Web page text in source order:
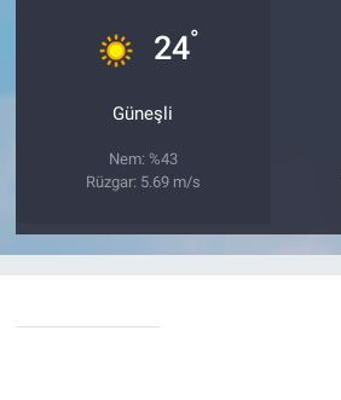
24°
Güneşli
Nem: %43
Rüzgar: 5.69 m/s